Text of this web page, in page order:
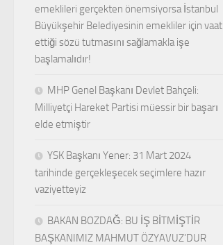
emeklileri gerçekten önemsiyorsa İstanbul
Büyükşehir Belediyesinin emekliler için vaat
ettiği sözü tutmasını sağlamakla işe
başlamalıdır!
MHP Genel Başkanı Devlet Bahçeli:
Milliyetçi Hareket Partisi müessir bir başarı
elde etmiştir
YSK Başkanı Yener: 31 Mart 2024
tarihinde gerçekleşecek seçimlere hazır
vaziyetteyiz
BAKAN BOZDAĞ: BU İŞ BİTMİŞTİR
BAŞKANIMIZ MAHMUT ÖZYAVUZ’DUR